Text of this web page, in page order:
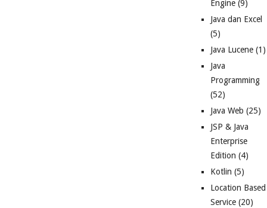
Engine (9)
Java dan Excel
(5)
Java Lucene (1)
Java
Programming
(52)
Java Web (25)
JSP & Java
Enterprise
Edition (4)
Kotlin (5)
Location Based
Service (20)